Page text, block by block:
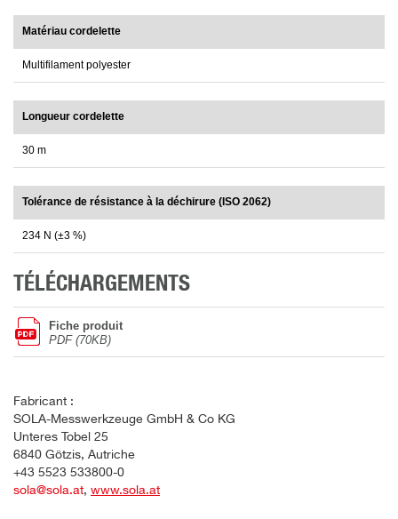
Matériau cordelette
Multifilament polyester
Longueur cordelette
30 m
Tolérance de résistance à la déchirure (ISO 2062)
234 N (±3 %)
TÉLÉCHARGEMENTS
Fiche produit
PDF (70KB)
Fabricant :
SOLA-Messwerkzeuge GmbH & Co KG
Unteres Tobel 25
6840 Götzis, Autriche
+43 5523 533800-0
sola@sola.at, www.sola.at